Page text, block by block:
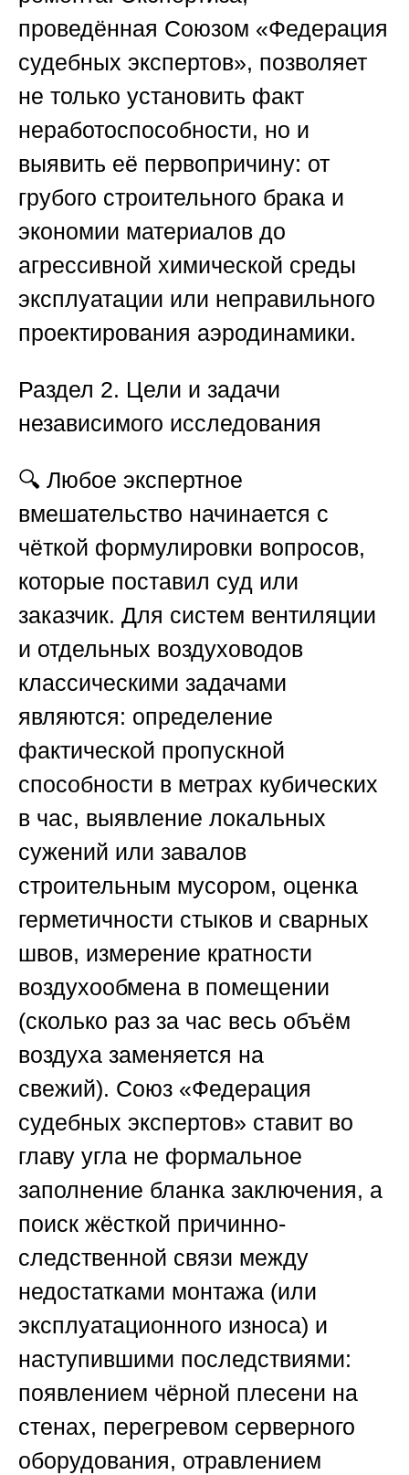
проведённая Союзом «Федерация
судебных экспертов», позволяет
не только установить факт
неработоспособности, но и
выявить её первопричину: от
грубого строительного брака и
экономии материалов до
агрессивной химической среды
эксплуатации или неправильного
проектирования аэродинамики.
Раздел 2. Цели и задачи
независимого исследования
🔍 Любое экспертное
вмешательство начинается с
чёткой формулировки вопросов,
которые поставил суд или
заказчик. Для систем вентиляции
и отдельных воздуховодов
классическими задачами
являются: определение
фактической пропускной
способности в метрах кубических
в час, выявление локальных
сужений или завалов
строительным мусором, оценка
герметичности стыков и сварных
швов, измерение кратности
воздухообмена в помещении
(сколько раз за час весь объём
воздуха заменяется на
свежий). Союз «Федерация
судебных экспертов» ставит во
главу угла не формальное
заполнение бланка заключения, а
поиск жёсткой причинно-
следственной связи между
недостатками монтажа (или
эксплуатационного износа) и
наступившими последствиями:
появлением чёрной плесени на
стенах, перегревом серверного
оборудования, отравлением